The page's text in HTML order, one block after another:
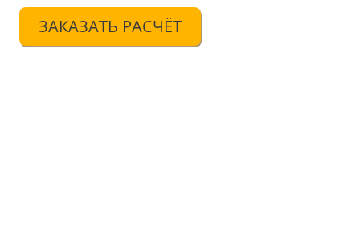
ЗАКАЗАТЬ РАСЧЁТ